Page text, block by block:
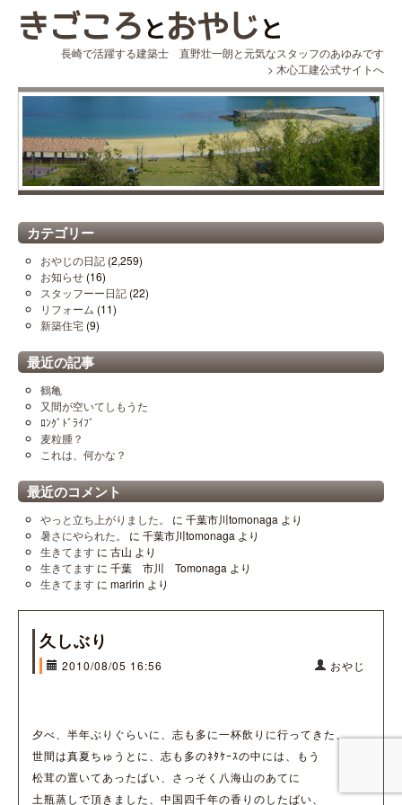
長崎で活躍する建築士 直野壮一朗と元気なスタッフのあゆみです
> 木心工建公式サイトへ
カテゴリー
おやじの日記 (2,259)
お知らせ (16)
スタッフーー日記 (22)
リフォーム (11)
新築住宅 (9)
最近の記事
鶴亀
又間が空いてしもうた
ﾛﾝｸﾞﾄﾞﾗｲﾌﾞ
麦粒腫？
これは、何かな？
最近のコメント
やっと立ち上がりました。 に 千葉市川tomonaga より
暑さにやられた。
に 千葉市川tomonaga より
生きてます に 古山 より
生きてます に 千葉 市川 Tomonaga より
生きてます に maririn より
久しぶり
2010/08/05 16:56 おやじ
夕べ、半年ぶりぐらいに、志も多に一杯飲りに行ってきた、
世間は真夏ちゅうとに、志も多のﾈﾀｹｰｽの中には、もう
松茸の置いてあったばい、さっそく八海山のあてに
土瓶蒸しで頂きました、中国四千年の香りのしたばい、